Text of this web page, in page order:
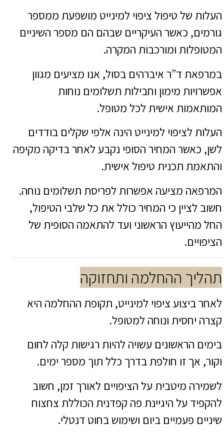
העלות של טיפול ציפוי למינייט מושפעת ממספר
גורמים, כאשר העיקריים שבהם הם מספר השיניים
המטופלות ומורכבות המקרה.
במרפאת ד”ר איברהים בסול, אנו מציעים מגוון
אפשרויות מימון וחבילות תשלומים נוחות
המותאמות אישית לכל מטופל.
העלות לציפוי למינייט הינה אלפי שקלים בודדים
לשן, כאשר המחיר הסופי נקבע לאחר בדיקה מקיפה
והתאמת תכנית טיפול אישית.
המרפאה מציעה אפשרות לפריסת תשלומים נוחה.
חשוב לציין כי המחיר כולל את כל שלבי הטיפול,
החל מהייעוץ הראשוני ועד להתאמה הסופית של
הציפויים.
תהליך ההחלמה ותחזוקה
לאחר ביצוע ציפוי למינייט, תקופת ההחלמה היא
קצרה יחסית ונוחה למטופל.
בימים הראשונים עשויה להיות רגישות קלה לחום
וקור, אך זו חולפת בדרך כלל תוך מספר ימים.
לשמירה מיטבית על הציפויים לאורך זמן, חשוב
להקפיד על היגיינת פה קפדנית הכוללת צחצוח
שיניים פעמיים ביום ושימוש בחוט דנטלי.